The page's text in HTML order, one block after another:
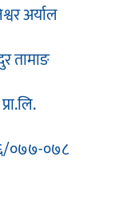
अर्याल
तामाङ
०७७-०७८